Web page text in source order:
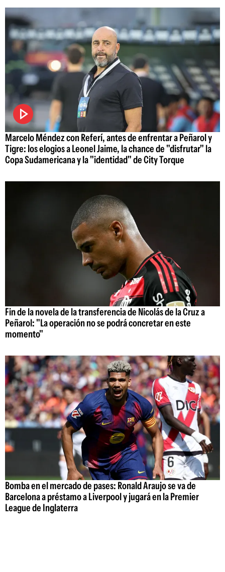
Marcelo Méndez con Referí, antes de enfrentar a Peñarol y
Tigre: los elogios a Leonel Jaime, la chance de "disfrutar" la
Copa Sudamericana y la "identidad" de City Torque
Fin de la novela de la transferencia de Nicolás de la Cruz a
Peñarol: "La operación no se podrá concretar en este
momento"
Bomba en el mercado de pases: Ronald Araujo se va de
Barcelona a préstamo a Liverpool y jugará en la Premier
League de Inglaterra